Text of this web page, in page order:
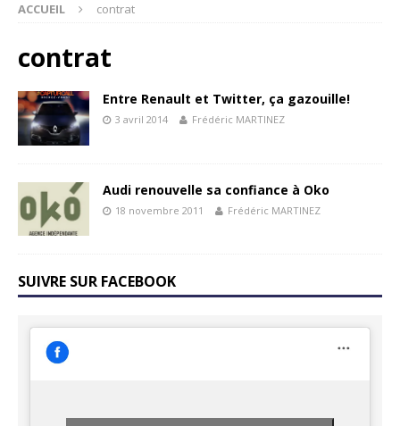
ACCUEIL contrat
contrat
Entre Renault et Twitter, ça gazouille!
3 avril 2014 Frédéric MARTINEZ
Audi renouvelle sa confiance à Oko
18 novembre 2011 Frédéric MARTINEZ
SUIVRE SUR FACEBOOK